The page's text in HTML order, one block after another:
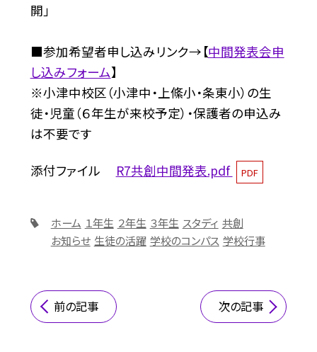
開」
■参加希望者申し込みリンク→【中間発表会申
し込みフォーム】
※小津中校区（小津中・上絛小・条東小）の生
徒・児童（６年生が来校予定）・保護者の申込み
は不要です
添付ファイル R7共創中間発表.pdf PDF
ホーム １年生 ２年生 ３年生 スタディ 共創
お知らせ 生徒の活躍 学校のコンパス 学校行事
前の記事 次の記事